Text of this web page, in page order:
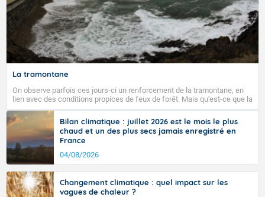
La tramontane
On observe parfois ces jours-ci un renforcement de la tramontane, en
lien avec des conditions propices de feux de forêt. Mais qu'est-ce que la
tramontane ? Quelles sont ses caractéristiques ? La tramontane est un
vent turbulent soufflant de secteur nord-ouest à nord, ou ouest à nord-
ouest, dans un secteur qui part du Roussillon à la vallée de l’Aude et à
l’ouest de l’Hérault. L’étymologie de ce vent vient du latin trasmontanus,
signifiant au-delà des monts, en allusion aux régions montagneuses
d’où provient ce vent.
Bilan climatique : juillet 2026 est le mois le plus
chaud et un des plus secs jamais enregistré en
France
04/08/2026
Changement climatique : quel impact sur les
vagues de chaleur ?